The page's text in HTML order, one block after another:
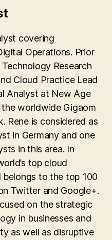
covering
Operations. Prior
Research
Cloud Practice Lead
Analyst at New Age
worldwide Gigaom
Rene is considered as
in Germany and one
in this area. In
top cloud
belongs to the top 100
Twitter and Google+.
on the strategic
in businesses and
as well as disruptive